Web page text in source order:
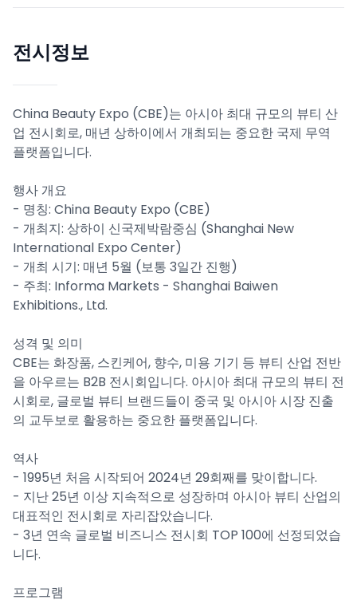
전시정보
China Beauty Expo (CBE)는 아시아 최대 규모의 뷰티 산
업 전시회로, 매년 상하이에서 개최되는 중요한 국제 무역
플랫폼입니다.
행사 개요
- 명칭: China Beauty Expo (CBE)
- 개최지: 상하이 신국제박람중심 (Shanghai New
International Expo Center)
- 개최 시기: 매년 5월 (보통 3일간 진행)
- 주최: Informa Markets - Shanghai Baiwen
Exhibitions., Ltd.
성격 및 의미
CBE는 화장품, 스킨케어, 향수, 미용 기기 등 뷰티 산업 전반
을 아우르는 B2B 전시회입니다. 아시아 최대 규모의 뷰티 전
시회로, 글로벌 뷰티 브랜드들이 중국 및 아시아 시장 진출
의 교두보로 활용하는 중요한 플랫폼입니다.
역사
- 1995년 처음 시작되어 2024년 29회째를 맞이합니다.
- 지난 25년 이상 지속적으로 성장하며 아시아 뷰티 산업의
대표적인 전시회로 자리잡았습니다.
- 3년 연속 글로벌 비즈니스 전시회 TOP 100에 선정되었습
니다.
프로그램